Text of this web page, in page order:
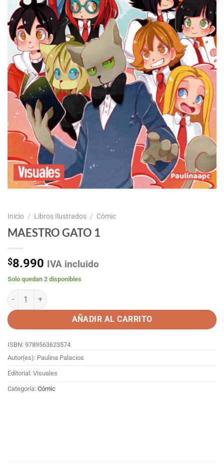
Inicio / Libros Ilustrados / Cómic
MAESTRO GATO 1
$8.990 IVA incluido
Solo quedan 2 disponibles
MAESTRO GATO 1 cantidad
AÑADIR AL CARRITO
ISBN: 9789563623574
Autor(es): Paulina Palacios
Editorial: Visuales
Categoría: Cómic